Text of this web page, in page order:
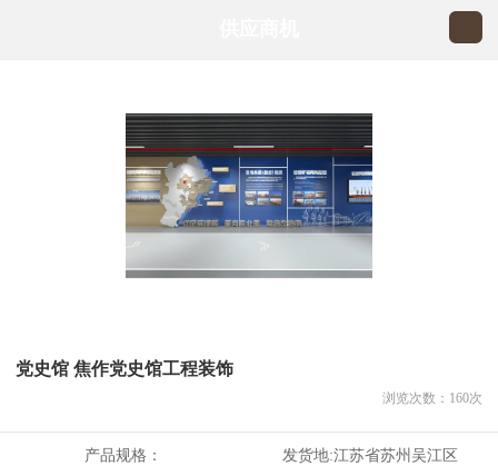
党史馆 焦作党史馆工程装饰
浏览次数： 160次
产品规格： 发货地:江苏省苏州吴江区